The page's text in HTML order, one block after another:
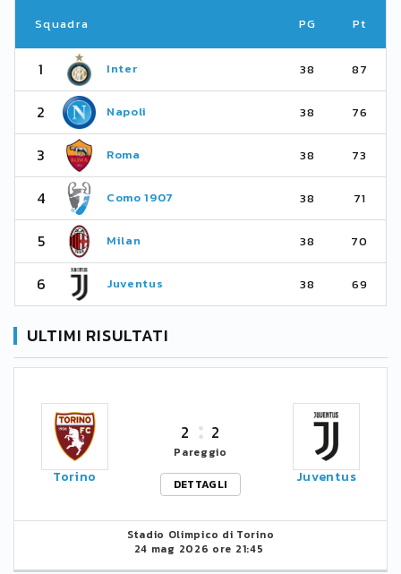
Squadra PG Pt
1 Inter 38 87
2 Napoli 38 76
3 Roma 38 73
4 Como 1907 38 71
5 Milan 38 70
6 Juventus 38 69
ULTIMI RISULTATI
Torino
2 2
Pareggio
DETTAGLI
Juventus
Stadio Olimpico di Torino
24 mag 2026 ore 21:45